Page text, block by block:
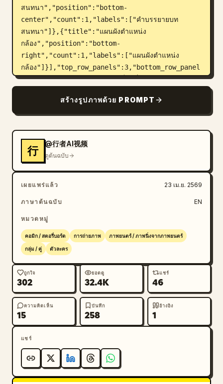
สนทนา","position":"bottom-
center","count":1,"labels":["คำบรรยายบท
สนทนา"]},{"title":"แผนผังตำแหน่ง
กล้อง","position":"bottom-
right","count":1,"labels":["แผนผังตำแหน่ง
กล้อง"]}],"top_row_panels":3,"bottom_row_panel
s":3},"shots":[{"title":"ช็อตที่
floor-to-ceiling windows and a faint city
skyline, desk covered with scattered
in background","composition":"medium-wide
shot, woman standing on the left leaning
aggressively over the desk toward a seated
man on the right","characters":
[{"role":"woman","wardrobe":"black blazer
over white blouse, office attire, long dark
onto the desk in anger"},
{"role":"man","wardrobe":"dark business suit
and tie","action":"sits back in office chair
calmly"}],"dialogue_overlays":
[{"speaker":"นางเอก","color":"red","text":"แผ
นนี้แก้มา 8 รอบแล้ว! คุณตั้งใจใช่ไหม?"},
{"speaker":"พระเอก","color":"blue","text":"ไม่
พอใจเหรอ? คืนนี้แก้ต่อ"}],"mood":"workplace
{"title":"ช็อตที่ 2","scene":"warm apartment
living room connected to a softly lit kitchen
at night, amber practical lighting, cozy
sofa, intimate domestic
สร้างรูปภาพด้วย PROMPT
行
@行者AI视频
ดูต้นฉบับ
เผยแพร่แล้ว 23 เม.ย. 2569
ภาษาต้นฉบับ EN
หมวดหมู่
คอมิก / สตอรี่บอร์ด การถ่ายภาพ ภาพยนตร์ / ภาพนิ่งจากภาพยนตร์
กลุ่ม / คู่ ตัวละคร
ถูกใจ
302
ยอดดู
32.4K
แชร์
46
ความคิดเห็น
15
บันทึก
258
อ้างอิง
1
แชร์